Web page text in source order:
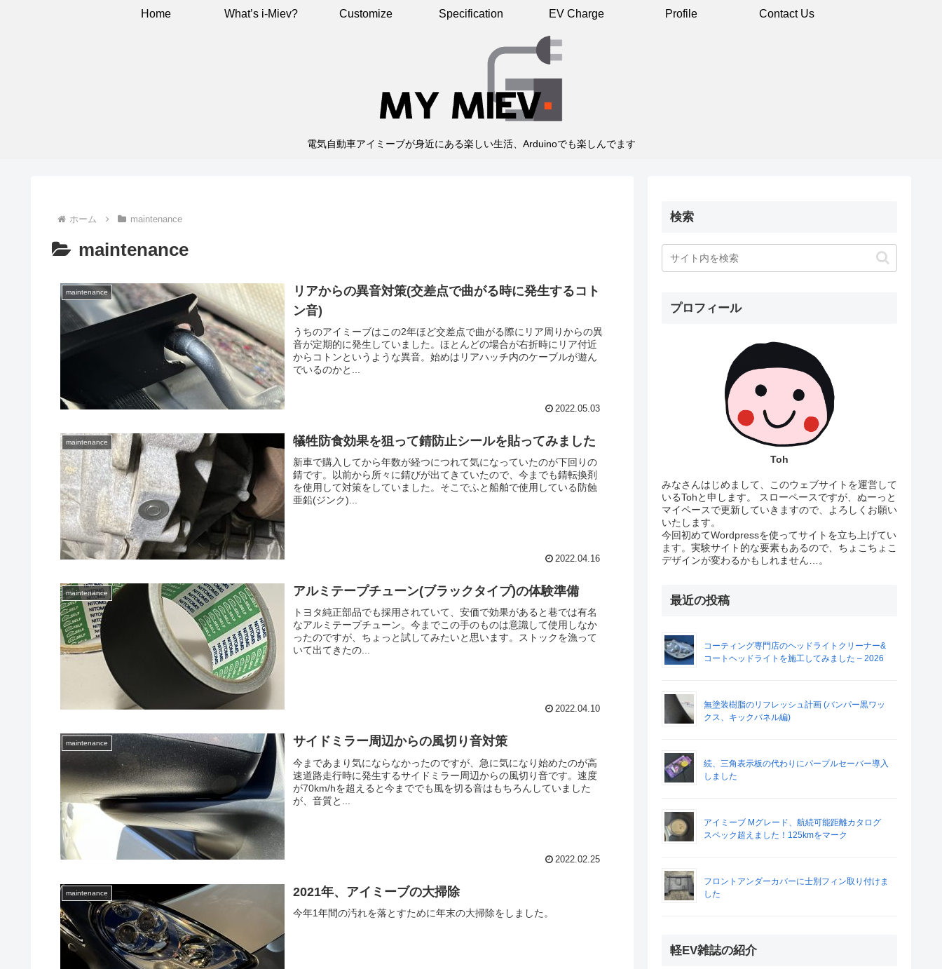
電気自動車アイミーブが身近にある楽しい生活、Arduinoでも楽しんでます
Home What’s i-Miev? Customize Specification EV Charge Profile Contact Us
ホーム maintenance
maintenance
maintenance
リアからの異音対策(交差点で曲がる時に発生するコト
ン音)
うちのアイミーブはこの2年ほど交差点で曲がる際にリア周りからの異
音が定期的に発生していました。ほとんどの場合が右折時にリア付近
からコトンというような異音。始めはリアハッチ内のケーブルが遊ん
でいるのかと...
2022.05.03
maintenance 犠牲防食効果を狙って錆防止シールを貼ってみました
新車で購入してから年数が経つにつれて気になっていたのが下回りの
錆です。以前から所々に錆びが出てきていたので、今までも錆転換剤
を使用して対策をしていました。そこでふと船舶で使用している防蝕
亜鉛(ジンク)...
2022.04.16
maintenance アルミテープチューン(ブラックタイプ)の体験準備
トヨタ純正部品でも採用されていて、安価で効果があると巷では有名
なアルミテープチューン。今までこの手のものは意識して使用しなか
ったのですが、ちょっと試してみたいと思います。ストックを漁って
いて出てきたの...
2022.04.10
maintenance サイドミラー周辺からの風切り音対策
今まであまり気にならなかったのですが、急に気になり始めたのが高
速道路走行時に発生するサイドミラー周辺からの風切り音です。速度
が70km/hを超えると今まででも風を切る音はもちろんしていました
が、音質と...
2022.02.25
maintenance 2021年、アイミーブの大掃除
今年1年間の汚れを落とすために年末の大掃除をしました。
検索
プロフィール
Toh
みなさんはじめまして、このウェブサイトを運営して
いるTohと申します。 スローペースですが、ぬーっと
マイペースで更新していきますので、よろしくお願い
いたします。
今回初めてWordpressを使ってサイトを立ち上げてい
ます。実験サイト的な要素もあるので、ちょこちょこ
デザインが変わるかもしれません…。
最近の投稿
コーティング専門店のヘッドライトクリーナー&
コートヘッドライトを施工してみました – 2026
無塗装樹脂のリフレッシュ計画 (バンパー黒ワッ
クス、キックパネル編)
続、三角表示板の代わりにパープルセーバー導入
しました
アイミーブ Mグレード、航続可能距離カタログ
スペック超えました！125kmをマーク
フロントアンダーカバーに士別フィン取り付けま
した
軽EV雑誌の紹介